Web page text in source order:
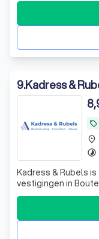
9.Kadress &
local_offer
Kadress & Rubels
vestigingen in
voor al uw fiscale
focus als kantoor
communicatie met de klant. Met meer dan
op de teller weten
place
timelapse